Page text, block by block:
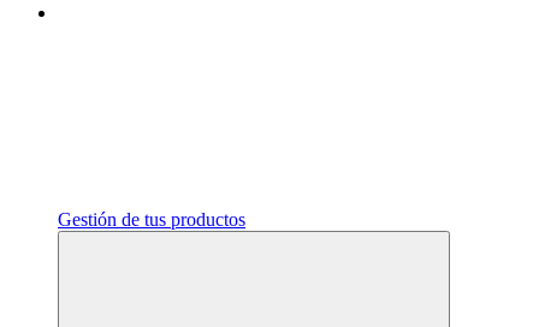
Gestión de tus productos